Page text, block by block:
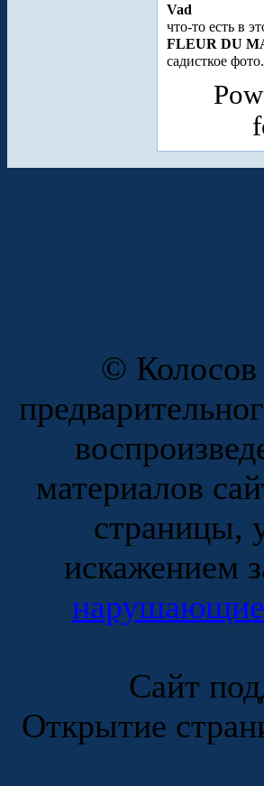
Vad
что-то есть в
FLEUR DU
садисткое
© Колосов
материалов
страницы,
искажением
нарушающие
Сайт
Открытие